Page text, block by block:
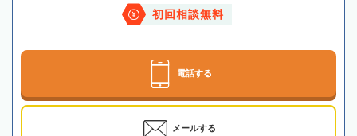
初回相談無料
電話する
メールする